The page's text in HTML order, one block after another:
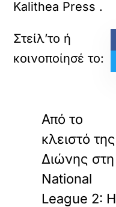
Kalithea Press .
Από το
κλειστό της
Διώνης στη
National
League 2: Η